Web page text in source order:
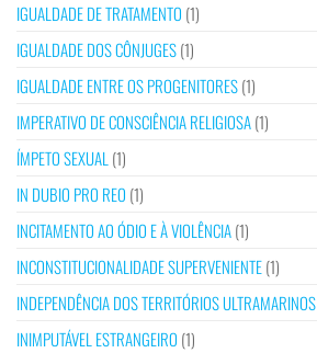
IGUALDADE DE TRATAMENTO (1)
IGUALDADE DOS CÔNJUGES(1)
IGUALDADE ENTRE OS PROGENITORES(1)
IMPERATIVO DE CONSCIÊNCIA RELIGIOSA(1)
ÍMPETO SEXUAL(1)
IN DUBIO PRO REO (1)
INCITAMENTO AO ÓDIO E À VIOLÊNCIA(1)
INCONSTITUCIONALIDADE SUPERVENIENTE(1)
INDEPENDÊNCIA DOS TERRITÓRIOS ULTRAMARINOS
INIMPUTÁVEL ESTRANGEIRO (1)